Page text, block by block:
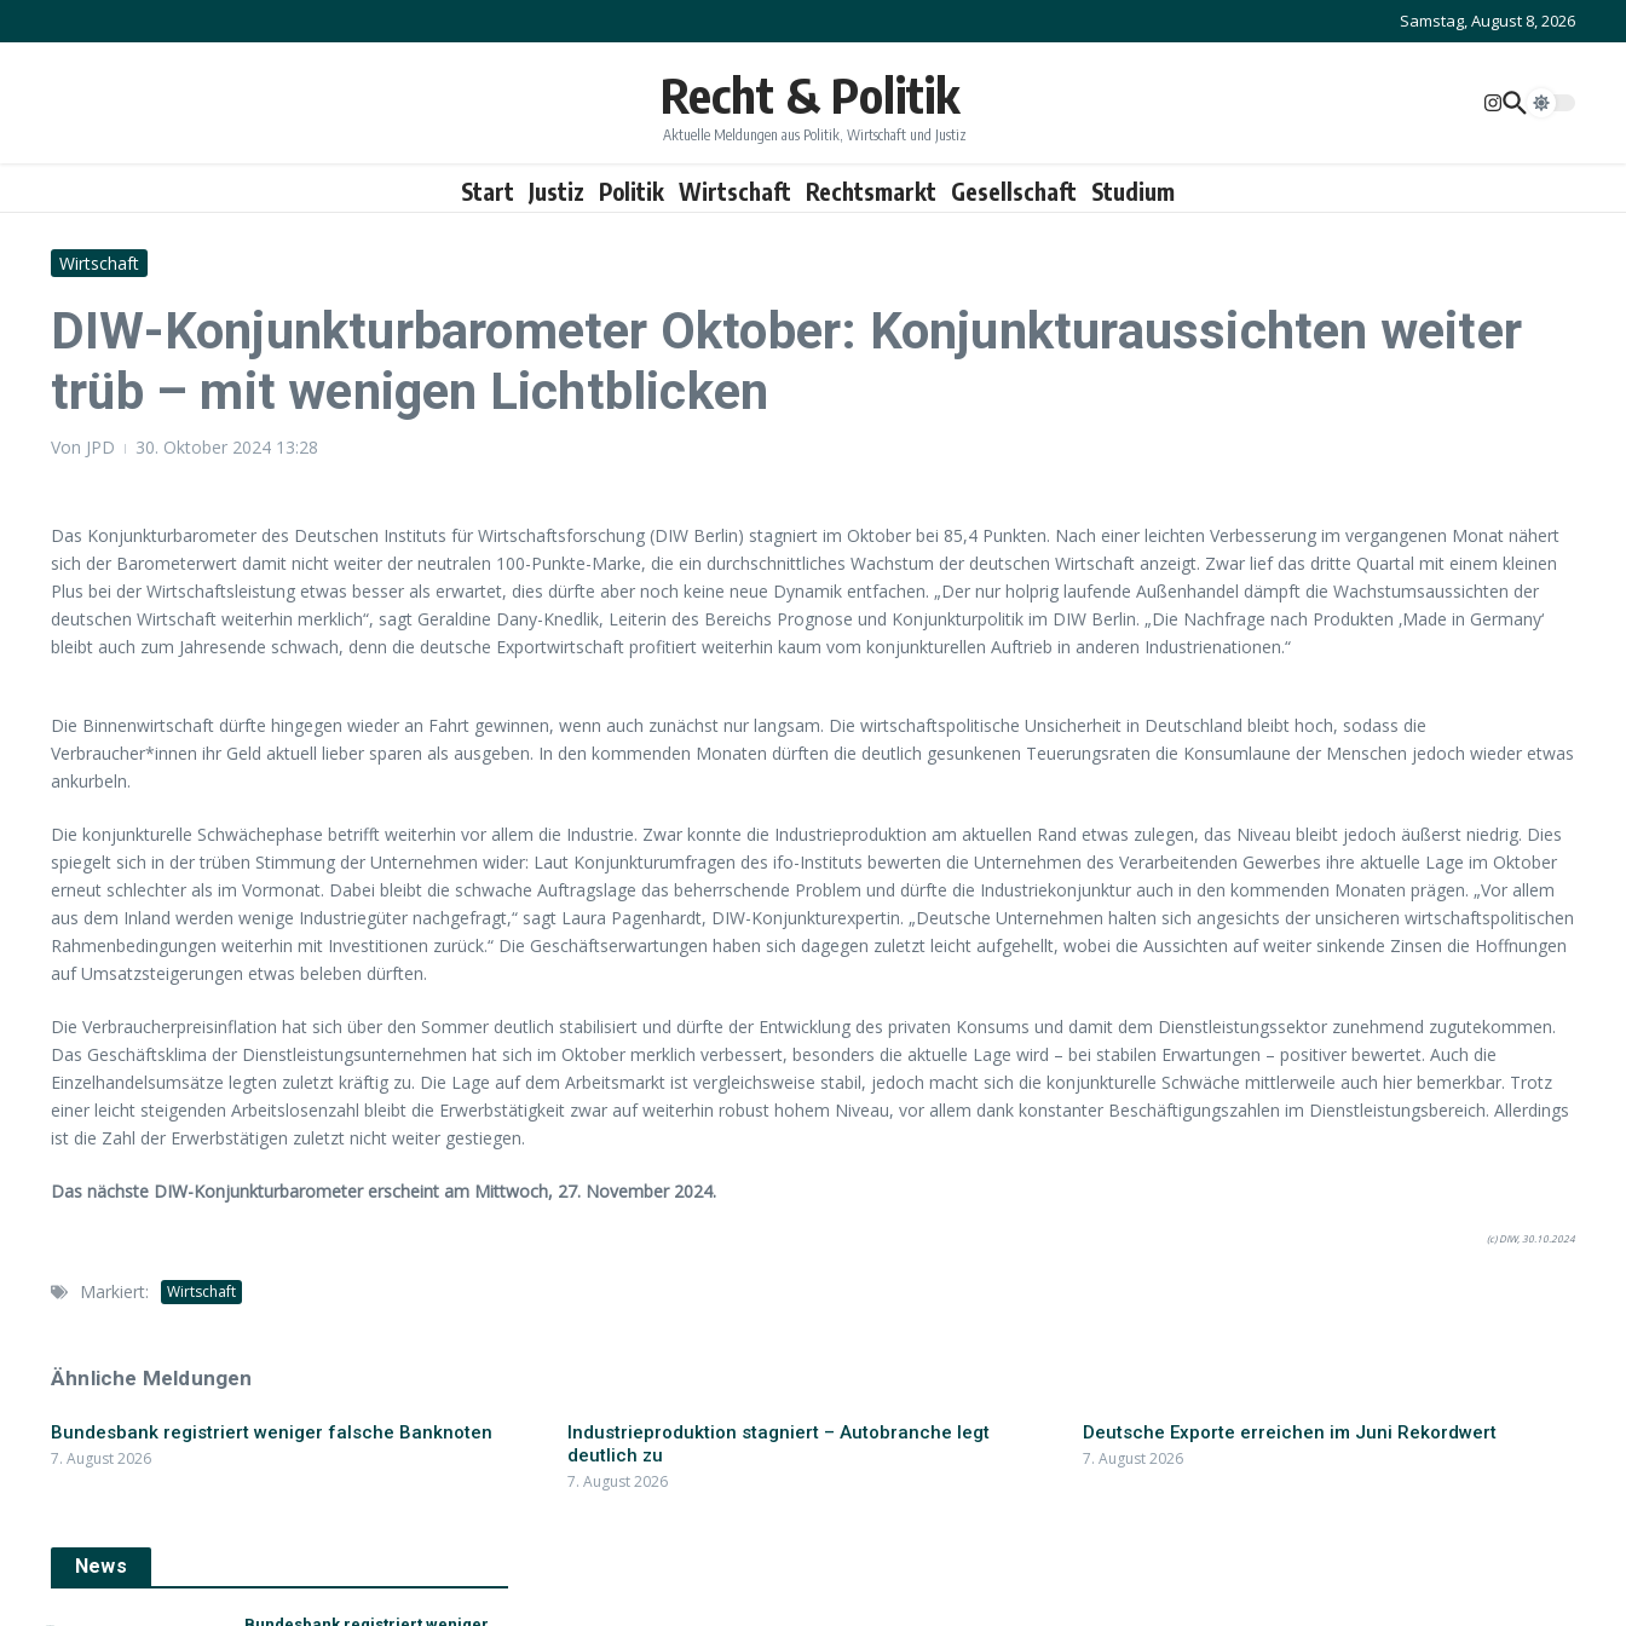
Samstag, August 8, 2026
Recht & Politik
Aktuelle Meldungen aus Politik, Wirtschaft und Justiz
Start Justiz Politik Wirtschaft Rechtsmarkt Gesellschaft Studium
Wirtschaft
DIW-Konjunkturbarometer Oktober: Konjunkturaussichten weiter
trüb – mit wenigen Lichtblicken
Von JPD 30. Oktober 2024 13:28
Das Konjunkturbarometer des Deutschen Instituts für Wirtschaftsforschung (DIW Berlin) stagniert im Oktober bei 85,4 Punkten. Nach einer leichten Verbesserung im vergangenen Monat nähert
sich der Barometerwert damit nicht weiter der neutralen 100-Punkte-Marke, die ein durchschnittliches Wachstum der deutschen Wirtschaft anzeigt. Zwar lief das dritte Quartal mit einem kleinen
Plus bei der Wirtschaftsleistung etwas besser als erwartet, dies dürfte aber noch keine neue Dynamik entfachen. „Der nur holprig laufende Außenhandel dämpft die Wachstumsaussichten der
deutschen Wirtschaft weiterhin merklich“, sagt Geraldine Dany-Knedlik, Leiterin des Bereichs Prognose und Konjunkturpolitik im DIW Berlin. „Die Nachfrage nach Produkten ‚Made in Germany‘
bleibt auch zum Jahresende schwach, denn die deutsche Exportwirtschaft profitiert weiterhin kaum vom konjunkturellen Auftrieb in anderen Industrienationen.“
Die Binnenwirtschaft dürfte hingegen wieder an Fahrt gewinnen, wenn auch zunächst nur langsam. Die wirtschaftspolitische Unsicherheit in Deutschland bleibt hoch, sodass die
Verbraucher*innen ihr Geld aktuell lieber sparen als ausgeben. In den kommenden Monaten dürften die deutlich gesunkenen Teuerungsraten die Konsumlaune der Menschen jedoch wieder etwas
ankurbeln.
Die konjunkturelle Schwächephase betrifft weiterhin vor allem die Industrie. Zwar konnte die Industrieproduktion am aktuellen Rand etwas zulegen, das Niveau bleibt jedoch äußerst niedrig. Dies
spiegelt sich in der trüben Stimmung der Unternehmen wider: Laut Konjunkturumfragen des ifo-Instituts bewerten die Unternehmen des Verarbeitenden Gewerbes ihre aktuelle Lage im Oktober
erneut schlechter als im Vormonat. Dabei bleibt die schwache Auftragslage das beherrschende Problem und dürfte die Industriekonjunktur auch in den kommenden Monaten prägen. „Vor allem
aus dem Inland werden wenige Industriegüter nachgefragt,“ sagt Laura Pagenhardt, DIW-Konjunkturexpertin. „Deutsche Unternehmen halten sich angesichts der unsicheren wirtschaftspolitischen
Rahmenbedingungen weiterhin mit Investitionen zurück.“ Die Geschäftserwartungen haben sich dagegen zuletzt leicht aufgehellt, wobei die Aussichten auf weiter sinkende Zinsen die Hoffnungen
auf Umsatzsteigerungen etwas beleben dürften.
Die Verbraucherpreisinflation hat sich über den Sommer deutlich stabilisiert und dürfte der Entwicklung des privaten Konsums und damit dem Dienstleistungssektor zunehmend zugutekommen.
Das Geschäftsklima der Dienstleistungsunternehmen hat sich im Oktober merklich verbessert, besonders die aktuelle Lage wird – bei stabilen Erwartungen – positiver bewertet. Auch die
Einzelhandelsumsätze legten zuletzt kräftig zu. Die Lage auf dem Arbeitsmarkt ist vergleichsweise stabil, jedoch macht sich die konjunkturelle Schwäche mittlerweile auch hier bemerkbar. Trotz
einer leicht steigenden Arbeitslosenzahl bleibt die Erwerbstätigkeit zwar auf weiterhin robust hohem Niveau, vor allem dank konstanter Beschäftigungszahlen im Dienstleistungsbereich. Allerdings
ist die Zahl der Erwerbstätigen zuletzt nicht weiter gestiegen.
Das nächste DIW-Konjunkturbarometer erscheint am Mittwoch, 27. November 2024.
(c) DIW, 30.10.2024
Markiert: Wirtschaft
Ähnliche Meldungen
Bundesbank registriert weniger falsche Banknoten
7. August 2026
Industrieproduktion stagniert – Autobranche legt
deutlich zu
7. August 2026
Deutsche Exporte erreichen im Juni Rekordwert
7. August 2026
News